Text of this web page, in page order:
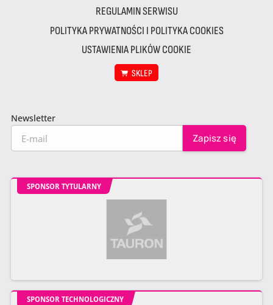
REGULAMIN SERWISU
POLITYKA PRYWATNOŚCI I POLITYKA COOKIES
USTAWIENIA PLIKÓW COOKIE
SKLEP
Newsletter
SPONSOR TYTULARNY
SPONSOR TECHNOLOGICZNY